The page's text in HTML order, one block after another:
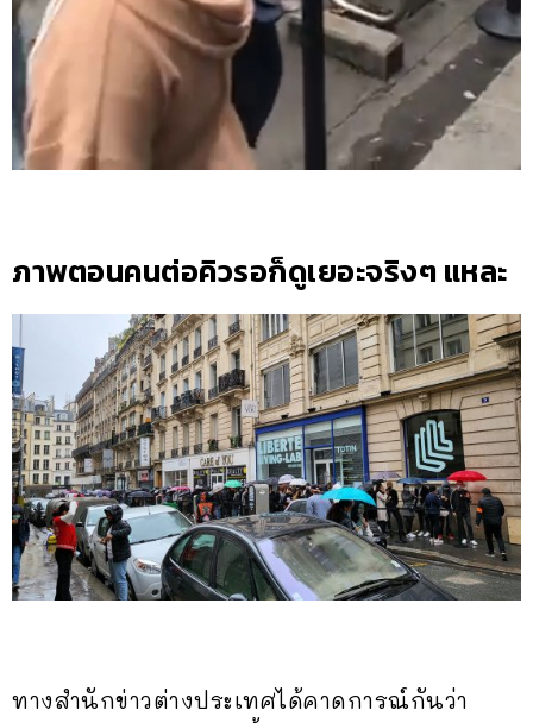
ภาพตอนคนต่อคิวรอก็ดูเยอะจริงๆ แหละ
ทางสำนักข่าวต่างประเทศได้คาดการณ์กันว่า